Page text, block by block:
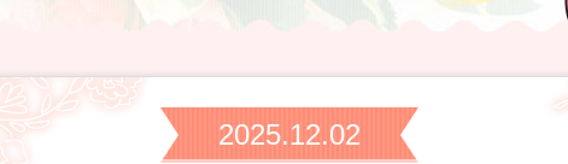
2025.12.02